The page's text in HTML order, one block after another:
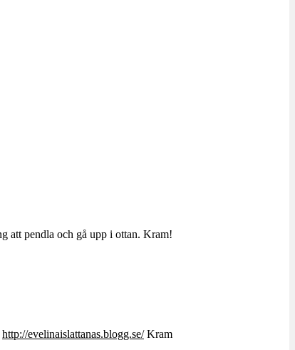
att pendla och gå upp i ottan. Kram!
http://evelinaislattanas.blogg.se/Kram